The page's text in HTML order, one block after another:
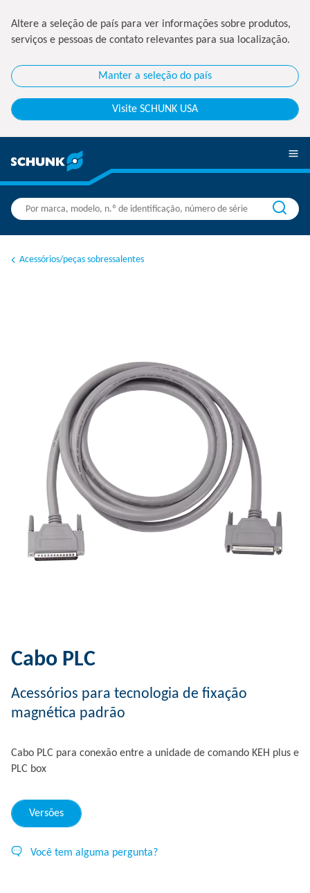
Altere a seleção de país para ver informações sobre produtos,
serviços e pessoas de contato relevantes para sua localização.
Manter a seleção do país
Visite SCHUNK USA
Acessórios/peças sobressalentes
Cabo PLC
Acessórios para tecnologia de fixação
magnética padrão
Cabo PLC para conexão entre a unidade de comando KEH plus e
PLC box
Versões
Você tem alguma pergunta?